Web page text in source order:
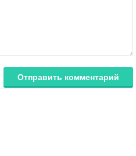
Отправить комментарий